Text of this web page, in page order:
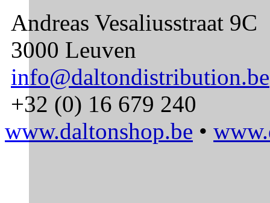
Andreas Vesaliusstraat 9C
3000 Leuven
info@daltondistribution.be
+32 (0) 16 679 240
www.daltonshop.be •